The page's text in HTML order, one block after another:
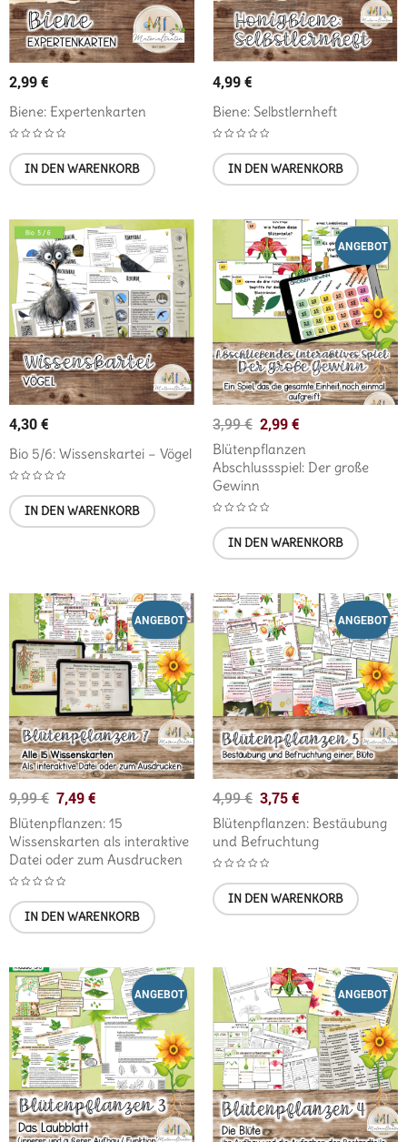
2,99€
Biene: Expertenkarten
IN DEN WARENKORB
4,99€
Biene: Selbstlernheft
IN DEN WARENKORB
4,30€
Bio 5/6: Wissenskartei – Vögel
IN DEN WARENKORB
ANGEBOT
3,99€ 2,99€
Blütenpflanzen
Abschlussspiel: Der große
Gewinn
IN DEN WARENKORB
ANGEBOT
9,99€ 7,49€
Blütenpflanzen: 15
Wissenskarten als interaktive
Datei oder zum Ausdrucken
IN DEN WARENKORB
ANGEBOT
4,99€ 3,75€
Blütenpflanzen: Bestäubung
und Befruchtung
IN DEN WARENKORB
ANGEBOT ANGEBOT